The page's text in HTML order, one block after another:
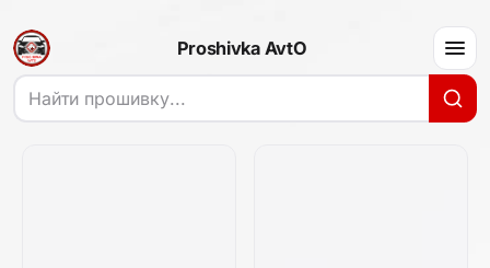
Proshivka AvtO